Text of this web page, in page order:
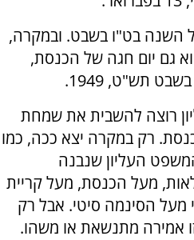
חל השנה בט"ו בשבט. ובמקרה,
גם יום חגה של הכנסת,
תש"ט, 1949.
רוצה להשבית את שמחת
רק במקרה יצא ככה, כמו
העליון שנבנה
מעל הכנסת, מעל קריית
מעל הסינמה סיטי. אבל רק
אמירה מתנשאת או משהו.